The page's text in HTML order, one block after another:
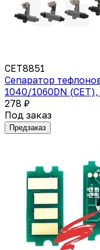
CET8851
Сепаратор
1040/1060DN (CET),
278 ₽
Под заказ
Предзаказ